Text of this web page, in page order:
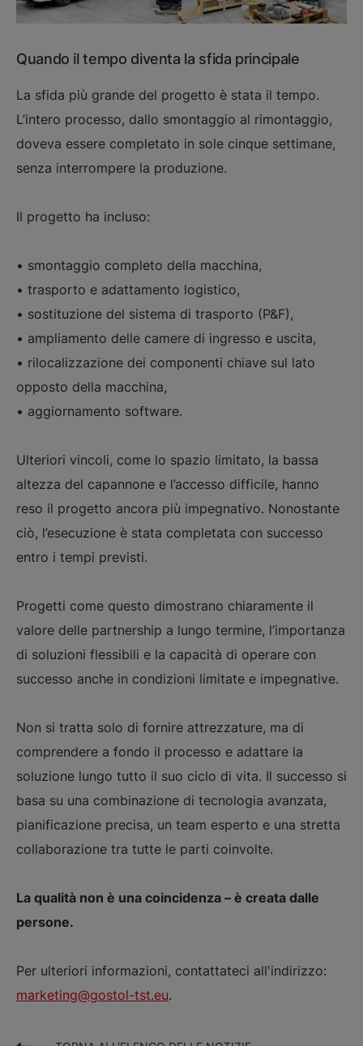
Quando il tempo diventa la sfida principale
La sfida più grande del progetto è stata il tempo.
L’intero processo, dallo smontaggio al rimontaggio,
doveva essere completato in sole cinque settimane,
senza interrompere la produzione.
Il progetto ha incluso:
• smontaggio completo della macchina,
• trasporto e adattamento logistico,
• sostituzione del sistema di trasporto (P&F),
• ampliamento delle camere di ingresso e uscita,
• rilocalizzazione dei componenti chiave sul lato
opposto della macchina,
• aggiornamento software.
Ulteriori vincoli, come lo spazio limitato, la bassa
altezza del capannone e l’accesso difficile, hanno
reso il progetto ancora più impegnativo. Nonostante
ciò, l’esecuzione è stata completata con successo
entro i tempi previsti.
Progetti come questo dimostrano chiaramente il
valore delle partnership a lungo termine, l’importanza
di soluzioni flessibili e la capacità di operare con
successo anche in condizioni limitate e impegnative.
Non si tratta solo di fornire attrezzature, ma di
comprendere a fondo il processo e adattare la
soluzione lungo tutto il suo ciclo di vita. Il successo si
basa su una combinazione di tecnologia avanzata,
pianificazione precisa, un team esperto e una stretta
collaborazione tra tutte le parti coinvolte.
La qualità non è una coincidenza – è creata dalle
persone.
Per ulteriori informazioni, contattateci all'indirizzo:
marketing@gostol-tst.eu.